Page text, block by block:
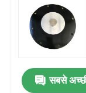
सबसे